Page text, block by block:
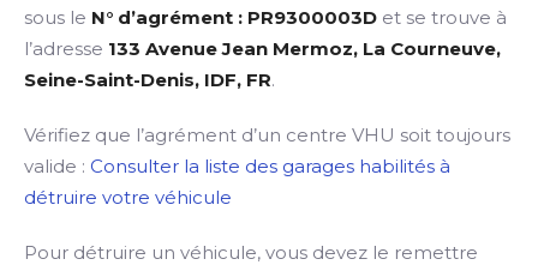
sous le N° d’agrément : PR9300003D et se trouve à
l’adresse 133 Avenue Jean Mermoz, La Courneuve,
Seine-Saint-Denis, IDF, FR.
Vérifiez que l’agrément d’un centre VHU soit toujours
valide : Consulter la liste des garages habilités à
détruire votre véhicule
Pour détruire un véhicule, vous devez le remettre